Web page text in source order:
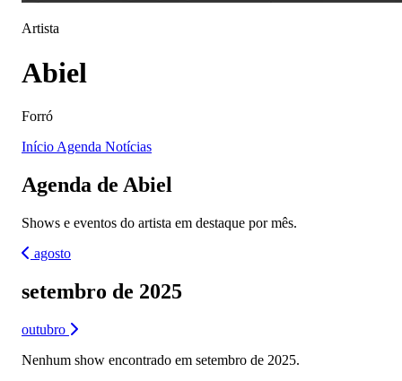
Artista
Abiel
Forró
Início Agenda Notícias
Agenda de Abiel
Shows e eventos do artista em destaque por mês.
agosto
setembro de 2025
outubro
Nenhum show encontrado em setembro de 2025.